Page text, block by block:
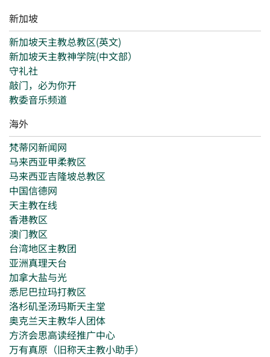
新加坡
新加坡天主教总教区(英文)
新加坡天主教神学院(中文部）
守礼社
敲门，必为你开
教委音乐频道
海外
梵蒂冈新闻网
马来西亚甲柔教区
马来西亚吉隆坡总教区
中国信德网
天主教在线
香港教区
澳门教区
台湾地区主教团
亚洲真理天台
加拿大盐与光
悉尼巴拉玛打教区
洛杉矶圣汤玛斯天主堂
奥克兰天主教华人团体
方济会思高读经推广中心
万有真原（旧称天主教小助手）